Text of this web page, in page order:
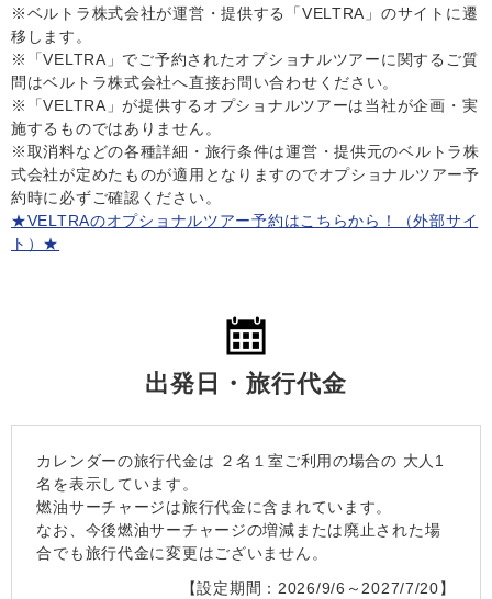
※ベルトラ株式会社が運営・提供する「VELTRA」のサイトに遷
移します。
※「VELTRA」でご予約されたオプショナルツアーに関するご質
問はベルトラ株式会社へ直接お問い合わせください。
※「VELTRA」が提供するオプショナルツアーは当社が企画・実
施するものではありません。
※取消料などの各種詳細・旅行条件は運営・提供元のベルトラ株
式会社が定めたものが適用となりますのでオプショナルツアー予
約時に必ずご確認ください。
★VELTRAのオプショナルツアー予約はこちらから！（外部サイ
ト）★
出発日・旅行代金
カレンダーの旅行代金は ２名１室 ご利用の場合の 大人1
名を表示しています。
燃油サーチャージは旅行代金に含まれています。
なお、今後燃油サーチャージの増減または廃止された場
合でも旅行代金に変更はございません。
【設定期間：2026/9/6～2027/7/20】